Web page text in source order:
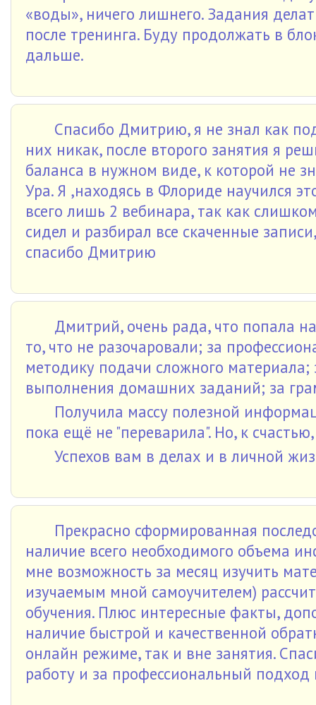
«воды», ничего лишнего. Задания
после тренинга. Буду продолжать в
дальше.
Спасибо Дмитрию, я не знал как
них никак, после второго занятия я
баланса в нужном виде, к которой не
Ура. Я ,находясь в Флориде научился
всего лишь 2 вебинара, так как
сидел и разбирал все скаченные
спасибо Дмитрию
Дмитрий, очень рада, что попала
то, что не разочаровали; за
методику подачи сложного
выполнения домашних заданий; за
Получила массу полезной
пока ещё не "переварила". Но, к
Успехов вам в делах и в личной
Прекрасно сформированная
наличие всего необходимого объема
мне возможность за месяц изучить
изучаемым мной самоучителем)
обучения. Плюс интересные факты,
наличие быстрой и качественной
онлайн режиме, так и вне занятия.
работу и за профессиональный подход